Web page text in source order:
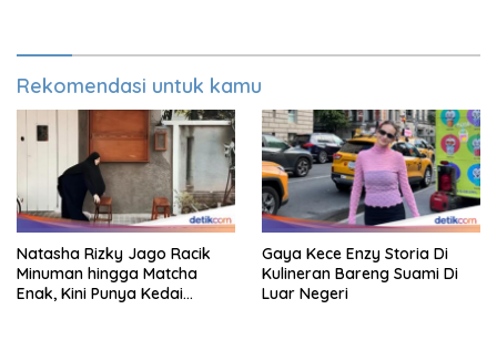
Rekomendasi untuk kamu
Natasha Rizky Jago Racik
Minuman hingga Matcha
Enak, Kini Punya Kedai
Gaya Kece Enzy Storia Di
Kulineran Bareng Suami Di
Luar Negeri